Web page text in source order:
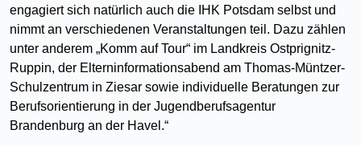
engagiert sich natürlich auch die IHK Potsdam selbst und
nimmt an verschiedenen Veranstaltungen teil. Dazu zählen
unter anderem „Komm auf Tour“ im Landkreis Ostprignitz-
Ruppin, der Elterninformationsabend am Thomas-Müntzer-
Schulzentrum in Ziesar sowie individuelle Beratungen zur
Berufsorientierung in der Jugendberufsagentur
Brandenburg an der Havel.“